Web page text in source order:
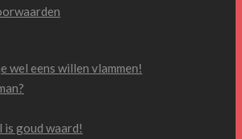
wel eens willen vlammen!
is goud waard!